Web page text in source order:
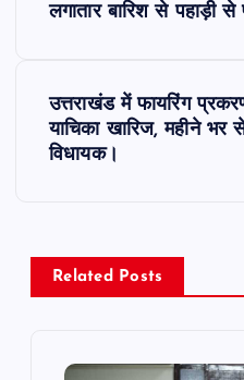
v
लगातार बारिश से पहाड़ी से
उत्तराखंड में फायरिंग
याचिका खारिज, महीने
विधायक।
Related Posts